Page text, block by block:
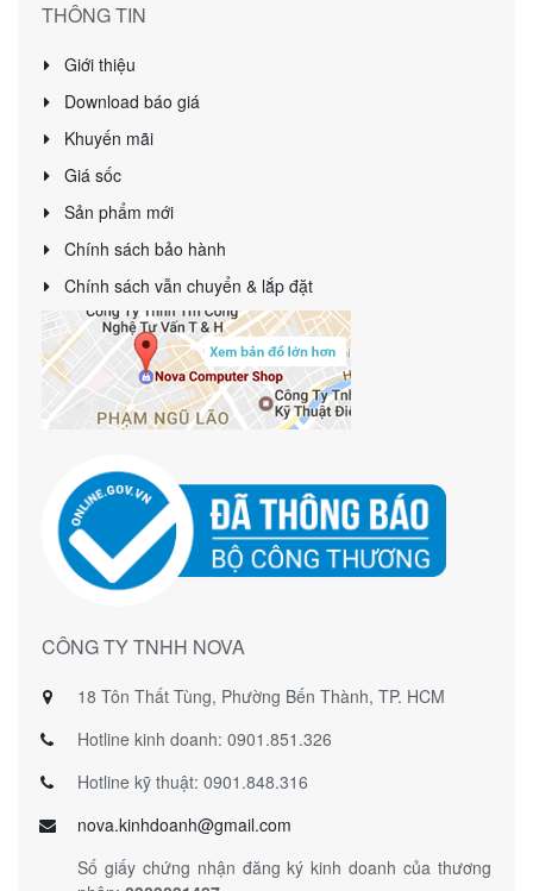
THÔNG TIN
Giới thiệu
Download báo giá
Khuyến mãi
Giá sốc
Sản phẩm mới
Chính sách bảo hành
Chính sách vẫn chuyển & lắp đặt
CÔNG TY TNHH NOVA
18 Tôn Thất Tùng, Phường Bến Thành, TP. HCM
Hotline kinh doanh: 0901.851.326
Hotline kỹ thuật: 0901.848.316
nova.kinhdoanh@gmail.com
Số giấy chứng nhận đăng ký kinh doanh của thương